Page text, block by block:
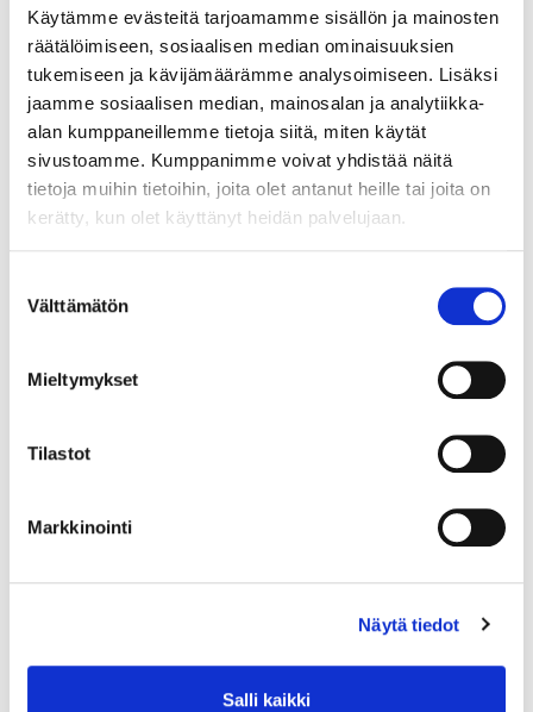
Käytämme evästeitä tarjoamamme sisällön ja mainosten
räätälöimiseen, sosiaalisen median ominaisuuksien
tukemiseen ja kävijämäärämme analysoimiseen. Lisäksi
jaamme sosiaalisen median, mainosalan ja analytiikka-
alan kumppaneillemme tietoja siitä, miten käytät
sivustoamme. Kumppanimme voivat yhdistää näitä
tietoja muihin tietoihin, joita olet antanut heille tai joita on
kerätty, kun olet käyttänyt heidän palvelujaan.
valinta
Välttämätön
Mieltymykset
Tilastot
Markkinointi
Näytä tiedot
Salli kaikki
Hei yritysasiakas!
Jos teillä ei vielä ole avattuna tunnuksia
verkkokauppaamme, niin olkaa yhteydessä
mail@helatukku.com
Määrä pakkauksessa:
1